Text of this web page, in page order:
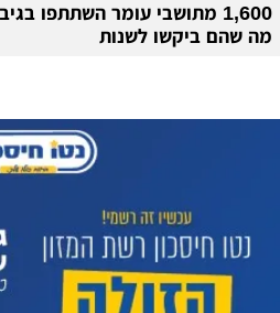
1,600 מתושבי עומר השתתפו
מה שהם ביקשו לשנות